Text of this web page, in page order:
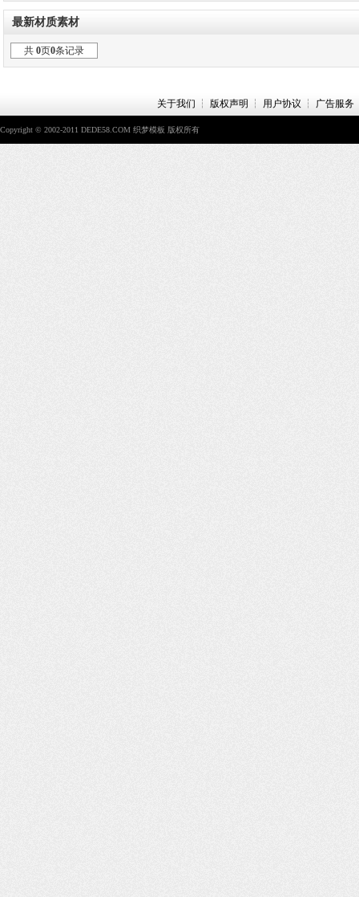
最新材质素材
共 0页0条记录
关于我们 ┆ 版权声明 ┆ 用户协议 ┆ 广告服务
Copyright © 2002-2011 DEDE58.COM 织梦模板 版权所有